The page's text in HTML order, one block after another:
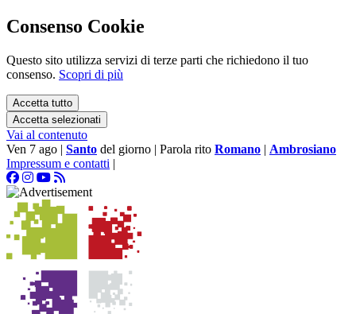
Consenso Cookie
Questo sito utilizza servizi di terze parti che richiedono il tuo
consenso. Scopri di più
Accetta tutto
Accetta selezionati
Vai al contenuto
Ven 7 ago | Santo del giorno | Parola rito Romano | Ambrosiano
Impressum e contatti |